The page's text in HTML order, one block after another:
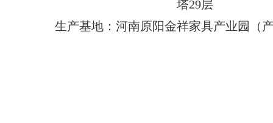
塔29层
生产基地：河南原阳金祥家具产业园（